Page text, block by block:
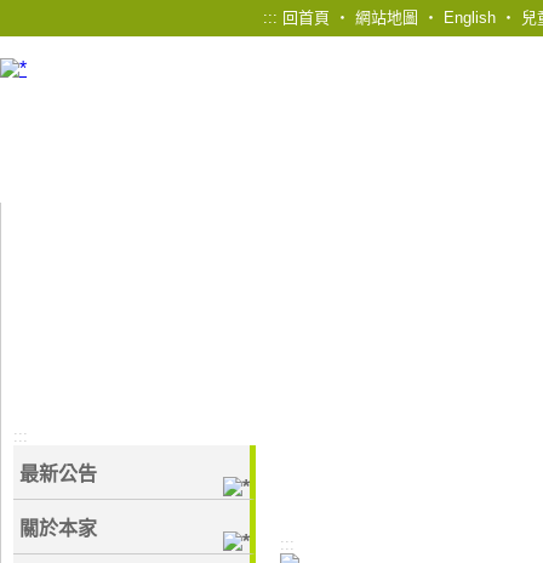
::: 回首頁 ‧ 網站地圖 ‧ English ‧ 兒
:::
最新公告
關於本家
:::